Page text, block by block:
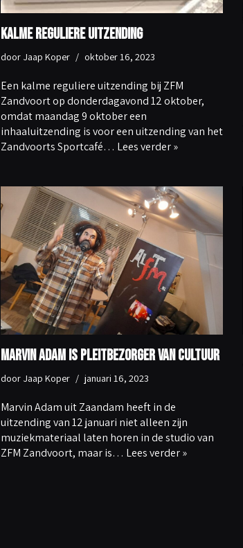
Kalme reguliere uitzending
door Jaap Koper oktober 16, 2023
Een kalme reguliere uitzending bij ZFM
Zandvoort op donderdagavond 12 oktober,
omdat maandag 9 oktober een
inhaaluitzending is voor een uitzending van het
Zandvoorts Sportcafé… Lees verder »
Marvin Adam is pleitbezorger van cultuur
door Jaap Koper januari 16, 2023
Marvin Adam uit Zaandam heeft in de
uitzending van 12 januari niet alleen zijn
muziekmateriaal laten horen in de studio van
ZFM Zandvoort, maar is… Lees verder »